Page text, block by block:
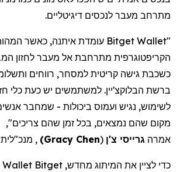
מתרחב מעבר לנכסים דיגיטליים.
"
Bitget Wallet עומדת איתנה, כאשר
הקריפטוגרפית מתרחבת אל מעבר לחזון
כשכבת גישה קריטית למסחר, רווחים
ברשת הבלוקצ'יין. למשתמשים יש כעת כלי
לשימוש, נגיש ועמוס ביכולות - שמחבר
מקום שהם נמצאים, בכל זמן שהם צריכים",
אמרה גרייסי צ'ן (
Gracy Chen
) , מנכ"לית
כדי לציין את המיתוג מחדש, Bitget
Wallet